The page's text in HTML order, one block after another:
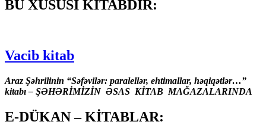
BU XÜSUSİ KİTABDIR:
Vacib kitab
Araz Şəhrilinin “Səfəvilər: paralellər, ehtimallar, həqiqətlər…”
kitabı – ŞƏHƏRİMİZİN ƏSAS KİTAB MAĞAZALARINDA
E-DÜKAN – KİTABLAR: